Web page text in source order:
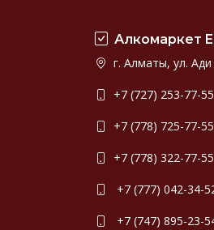
Алкомаркет
г. Алматы, ул.
+7 (727) 253-77-55
+7 (778) 725-77-55
+7 (778) 322-77-55
+7 (777) 042-34-
+7 (747) 895-23-